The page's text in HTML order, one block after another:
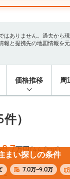
まい探しの条件
7.0万~9.0万
はありません。過去から
報と提携先の地図情報を
価格推移 周
）
8.7万円(44.0m²)
-